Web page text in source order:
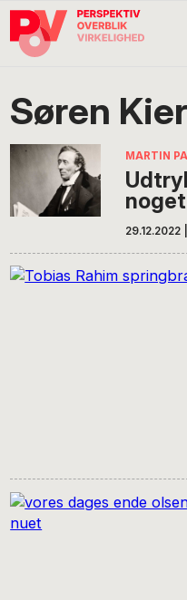
Gå
direkte
navigation
Skip
indhold
Gå
direkte
POV
International
Søren
MARTIN
29.12.2022